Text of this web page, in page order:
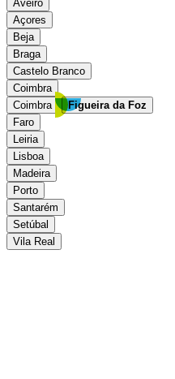
Aveiro
Açores
Beja
Braga
Castelo Branco
Coimbra
Coimbra
Figueira da Foz
Faro
Leiria
Lisboa
Madeira
Porto
Santarém
Setúbal
Vila Real